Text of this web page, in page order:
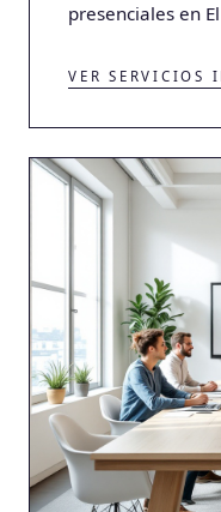
presenciales en
VER SERVICIOS